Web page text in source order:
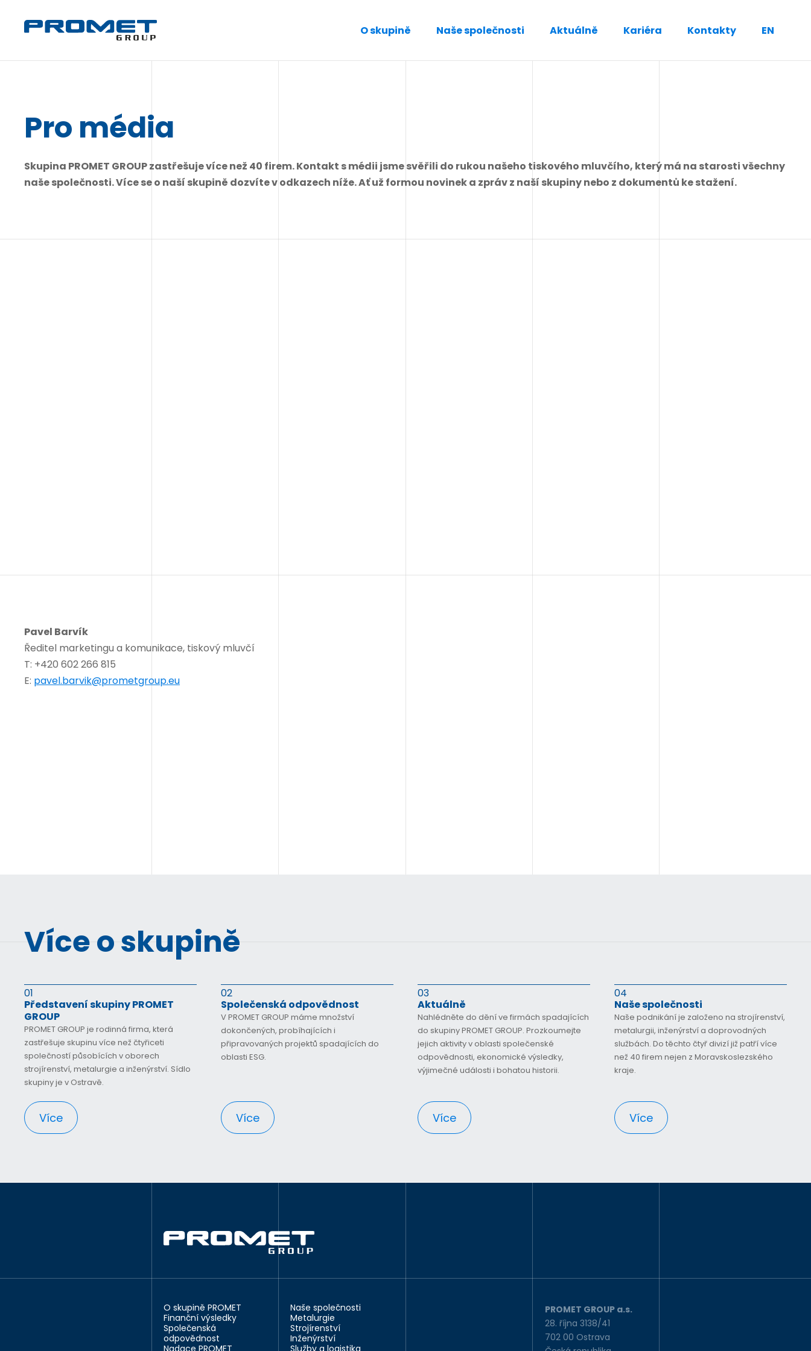
O skupině Naše společnosti Aktuálně Kariéra Kontakty EN
Pro média
Skupina PROMET GROUP zastřešuje více než 40 firem. Kontakt s médii jsme svěřili do rukou našeho tiskového mluvčího, který má na starosti všechny
naše společnosti. Více se o naší skupině dozvíte v odkazech níže. Ať už formou novinek a zpráv z naší skupiny nebo z dokumentů ke stažení.
Pavel Barvík
Ředitel marketingu a komunikace, tiskový mluvčí
T: +420 602 266 815
E: pavel.barvik@prometgroup.eu
Více o skupině
01
Představení skupiny PROMET
GROUP
PROMET GROUP je rodinná firma, která
zastřešuje skupinu více než čtyřiceti
společností působících v oborech
strojírenství, metalurgie a inženýrství. Sídlo
skupiny je v Ostravě.
Více
02
Společenská odpovědnost
V PROMET GROUP máme množství
dokončených, probíhajících i
připravovaných projektů spadajících do
oblasti ESG.
Více
03
Aktuálně
Nahlédněte do dění ve firmách spadajících
do skupiny PROMET GROUP. Prozkoumejte
jejich aktivity v oblasti společenské
odpovědnosti, ekonomické výsledky,
výjimečné události i bohatou historii.
Více
04
Naše společnosti
Naše podnikání je založeno na strojírenství,
metalurgii, inženýrství a doprovodných
službách. Do těchto čtyř divizí již patří více
než 40 firem nejen z Moravskoslezského
kraje.
Více
O skupině PROMET
Finanční výsledky
Společenská
odpovědnost
Nadace PROMET
Naše společnosti
Metalurgie
Strojírenství
Inženýrství
Služby a logistika
PROMET GROUP a.s.
28. října 3138/41
702 00 Ostrava